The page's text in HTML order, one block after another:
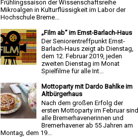
Frühlingssaison der Wissenschaftsreihe
Mikroalgen in Kulturflüssigkeit im Labor der
Hochschule Breme...
„Film ab“ im Ernst-Barlach-Haus
Der Seniorentreffpunkt Ernst-
Barlach-Haus zeigt ab Dienstag,
dem 12. Februar 2019, jeden
zweiten Dienstag im Monat
Spielfilme für alle Int...
Mottoparty mit Dardo Bahlke im
Altbürgerhaus
Nach dem großen Erfolg der
ersten Mottoparty im Februar sind
alle Bremerhavenerinnen und
Bremerhavener ab 55 Jahren am
Montag, dem 19...